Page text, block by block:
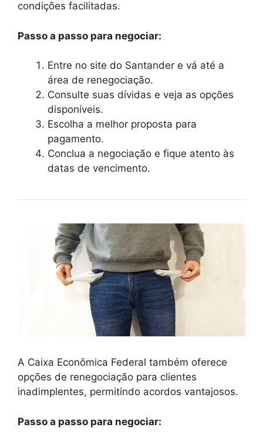
condições facilitadas.
Passo a passo para negociar:
Entre no site do Santander e vá até a
área de renegociação.
Consulte suas dívidas e veja as opções
disponíveis.
Escolha a melhor proposta para
pagamento.
Conclua a negociação e fique atento às
datas de vencimento.
A Caixa Econômica Federal também oferece
opções de renegociação para clientes
inadimplentes, permitindo acordos vantajosos.
Passo a passo para negociar: